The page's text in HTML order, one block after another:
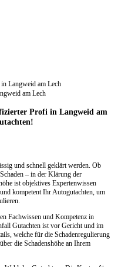
Profi in Langweid am
und schnell geklärt werden. Ob
– in der Klärung der
ist objektives Expertenwissen
kompetent Ihr Autogutachten, um
Fachwissen und Kompetenz in
Gutachten ist vor Gericht und im
welche für die Schadenregulierung
die Schadenshöhe an Ihrem